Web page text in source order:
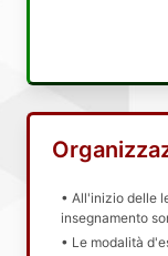
• All'inizio delle
insegnamento
• Le modalità